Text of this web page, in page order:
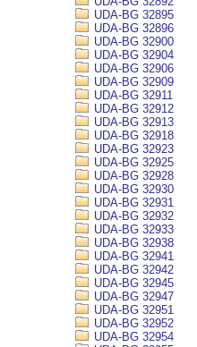
UDA-BG 32895
UDA-BG 32896
UDA-BG 32900
UDA-BG 32904
UDA-BG 32906
UDA-BG 32909
UDA-BG 32911
UDA-BG 32912
UDA-BG 32913
UDA-BG 32918
UDA-BG 32923
UDA-BG 32925
UDA-BG 32928
UDA-BG 32930
UDA-BG 32931
UDA-BG 32932
UDA-BG 32933
UDA-BG 32938
UDA-BG 32941
UDA-BG 32942
UDA-BG 32945
UDA-BG 32947
UDA-BG 32951
UDA-BG 32952
UDA-BG 32954